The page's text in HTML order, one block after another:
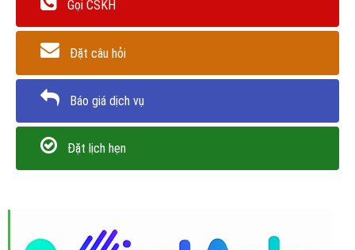
Gọi CSKH
Đặt câu hỏi
Báo giá dịch vụ
Đặt lịch hẹn